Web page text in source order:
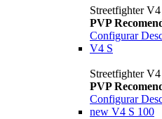
Streetfighter V4
PVP
Configurar
V4 S
Streetfighter V4
PVP
Configurar
new V4 S 100